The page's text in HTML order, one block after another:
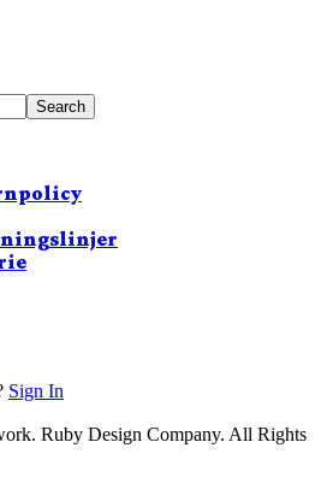
Sign In
Ruby Design Company. All Rights